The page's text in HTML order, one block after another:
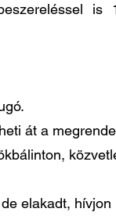
át a
elakadt,